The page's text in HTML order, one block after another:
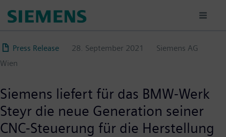
zum
Press Release
28. September 2021
Siemens AG
Wien
Siemens liefert für das BMW-Werk
Steyr die neue Generation seiner
CNC-Steuerung für die Herstellung